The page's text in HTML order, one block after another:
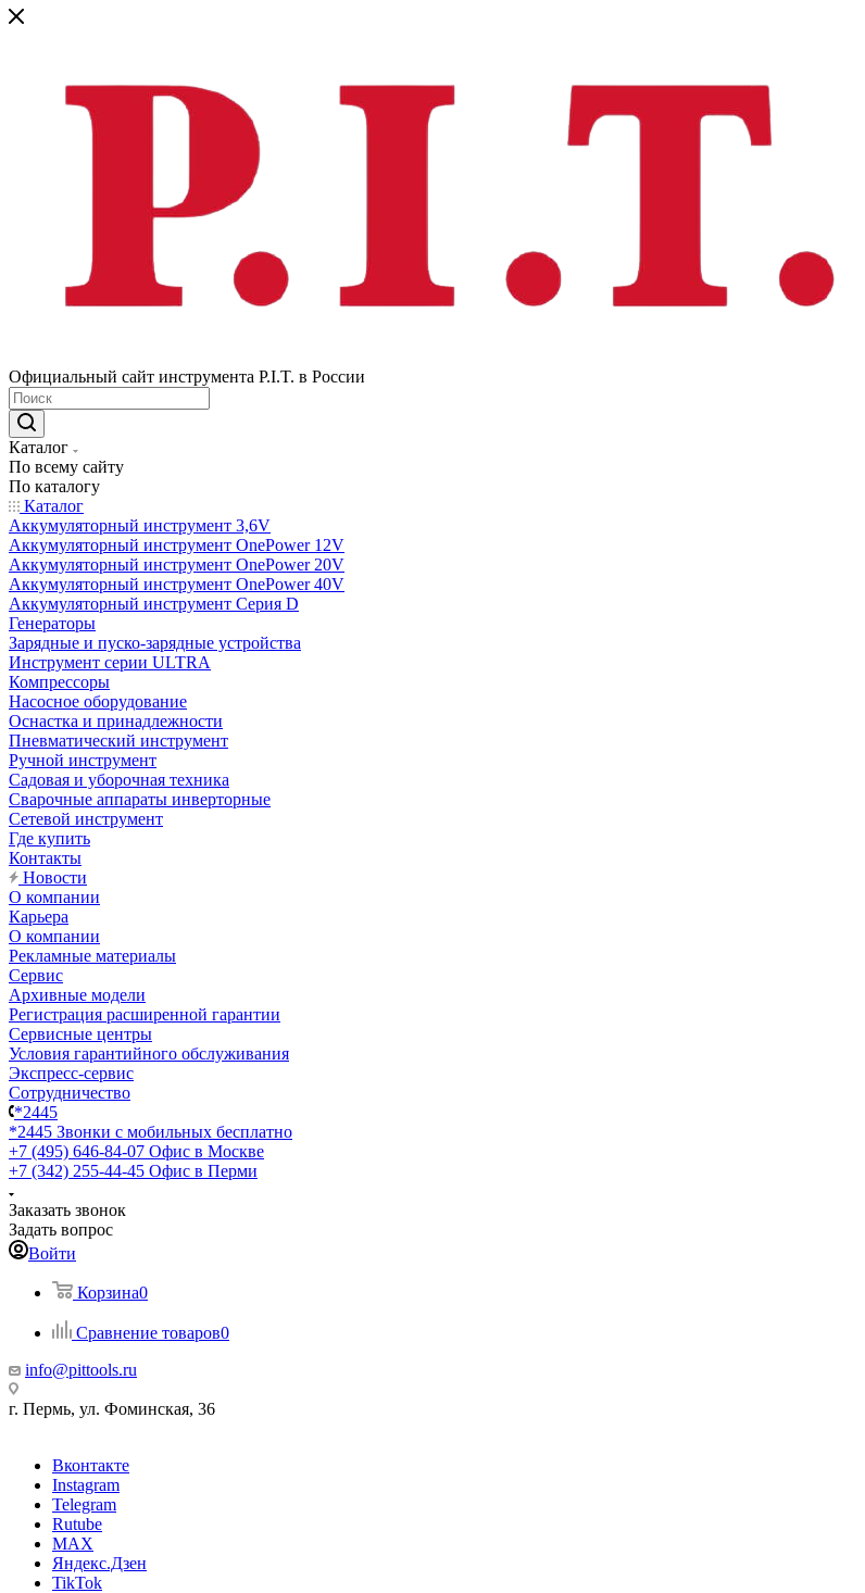
Официальный сайт инструмента P.I.T. в России
Каталог
По всему сайту
По каталогу
Каталог
Аккумуляторный инструмент 3,6V
Аккумуляторный инструмент OnePower 12V
Аккумуляторный инструмент OnePower 20V
Аккумуляторный инструмент OnePower 40V
Аккумуляторный инструмент Серия D
Генераторы
Зарядные и пуско-зарядные устройства
Инструмент серии ULTRA
Компрессоры
Насосное оборудование
Оснастка и принадлежности
Пневматический инструмент
Ручной инструмент
Садовая и уборочная техника
Сварочные аппараты инверторные
Сетевой инструмент
Где купить
Контакты
Новости
О компании
Карьера
О компании
Рекламные материалы
Сервис
Архивные модели
Регистрация расширенной гарантии
Сервисные центры
Условия гарантийного обслуживания
Экспресс-сервис
Сотрудничество
*2445
*2445 Звонки с мобильных бесплатно
+7 (495) 646-84-07 Офис в Москве
+7 (342) 255-44-45 Офис в Перми
Заказать звонок
Задать вопрос
Войти
Корзина0
Сравнение товаров0
info@pittools.ru
г. Пермь, ул. Фоминская, 36
Вконтакте
Instagram
Telegram
Rutube
MAX
Яндекс.Дзен
TikTok